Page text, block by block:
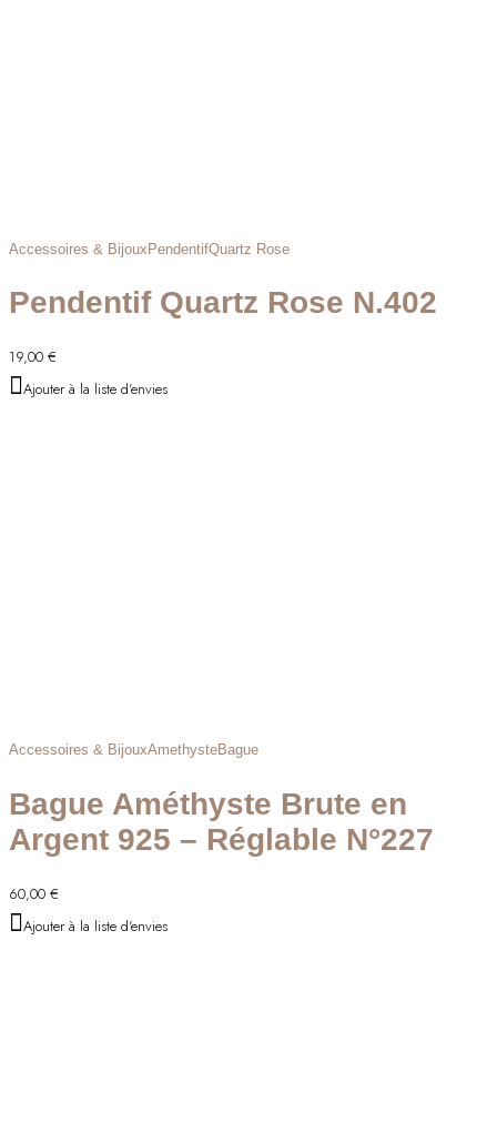
Accessoires & Bijoux PendentifQuartz Rose
Pendentif Quartz Rose N.402
19,00 €
Ajouter à la liste d'envies
Accessoires & BijouxAmethysteBague
Bague Améthyste Brute en
Argent 925 – Réglable N°227
60,00 €
Ajouter à la liste d'envies